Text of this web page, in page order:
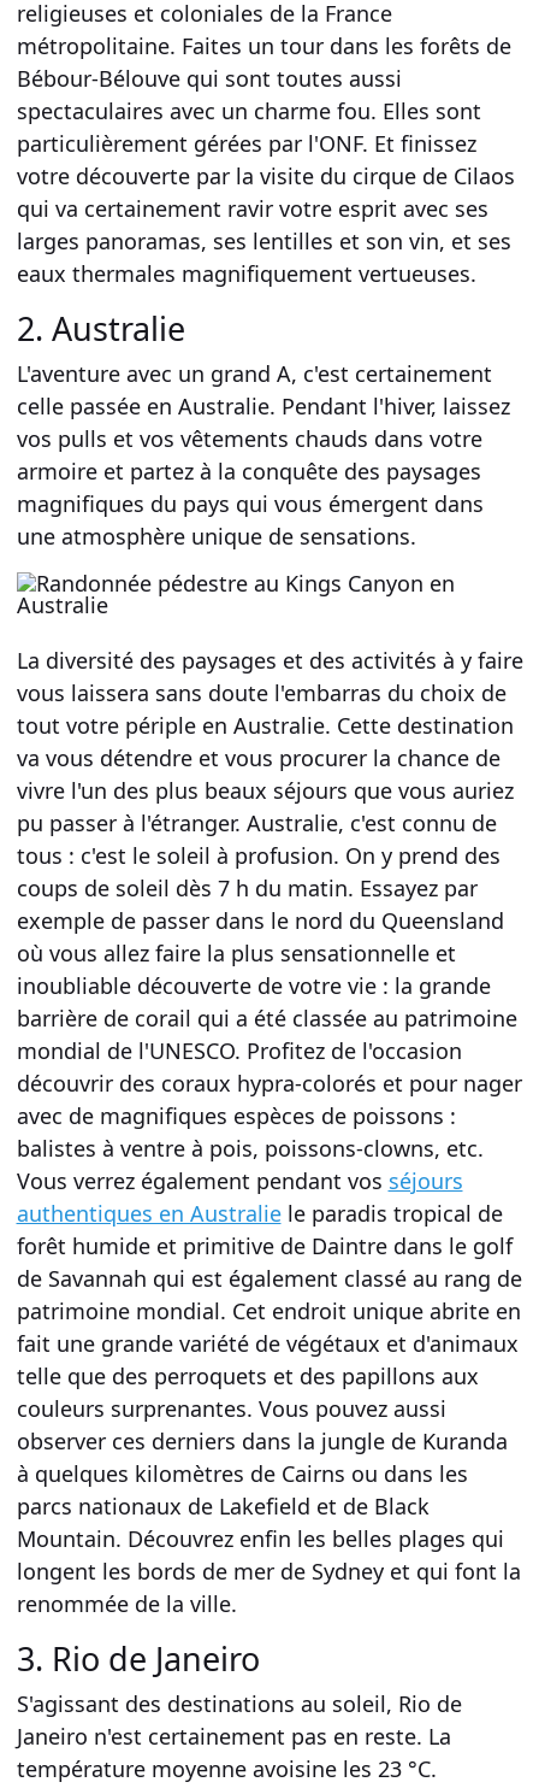
religieuses et coloniales de la France
métropolitaine. Faites un tour dans les forêts de
Bébour-Bélouve qui sont toutes aussi
spectaculaires avec un charme fou. Elles sont
particulièrement gérées par l'ONF. Et finissez
votre découverte par la visite du cirque de Cilaos
qui va certainement ravir votre esprit avec ses
larges panoramas, ses lentilles et son vin, et ses
eaux thermales magnifiquement vertueuses.
2. Australie
L'aventure avec un grand A, c'est certainement
celle passée en Australie. Pendant l'hiver, laissez
vos pulls et vos vêtements chauds dans votre
armoire et partez à la conquête des paysages
magnifiques du pays qui vous émergent dans
une atmosphère unique de sensations.
La diversité des paysages et des activités à y faire
vous laissera sans doute l'embarras du choix de
tout votre périple en Australie. Cette destination
va vous détendre et vous procurer la chance de
vivre l'un des plus beaux séjours que vous auriez
pu passer à l'étranger. Australie, c'est connu de
tous : c'est le soleil à profusion. On y prend des
coups de soleil dès 7 h du matin. Essayez par
exemple de passer dans le nord du Queensland
où vous allez faire la plus sensationnelle et
inoubliable découverte de votre vie : la grande
barrière de corail qui a été classée au patrimoine
mondial de l'UNESCO. Profitez de l'occasion
découvrir des coraux hypra-colorés et pour nager
avec de magnifiques espèces de poissons :
balistes à ventre à pois, poissons-clowns, etc.
Vous verrez également pendant vos séjours
authentiques en Australiele paradis tropical de
forêt humide et primitive de Daintre dans le golf
de Savannah qui est également classé au rang de
patrimoine mondial. Cet endroit unique abrite en
fait une grande variété de végétaux et d'animaux
telle que des perroquets et des papillons aux
couleurs surprenantes. Vous pouvez aussi
observer ces derniers dans la jungle de Kuranda
à quelques kilomètres de Cairns ou dans les
parcs nationaux de Lakefield et de Black
Mountain. Découvrez enfin les belles plages qui
longent les bords de mer de Sydney et qui font la
renommée de la ville.
3. Rio de Janeiro
S'agissant des destinations au soleil, Rio de
Janeiro n'est certainement pas en reste. La
température moyenne avoisine les 23 °C.